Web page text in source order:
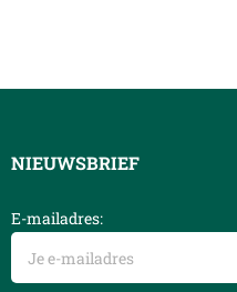
NIEUWSBRIEF
E-mailadres: